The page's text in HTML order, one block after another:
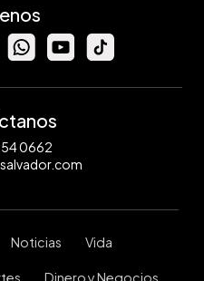
0662
Noticias Vida
Dinero y Negocios